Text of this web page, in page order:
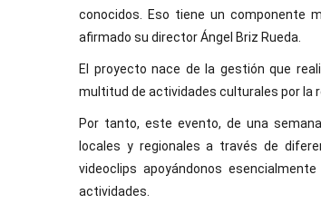
conocidos. Eso tiene un componente
afirmado su director Ángel Briz Rueda.
El proyecto nace de la gestión que
multitud de actividades culturales por la
Por tanto, este evento, de una
locales y regionales a través de
videoclips apoyándonos
actividades.